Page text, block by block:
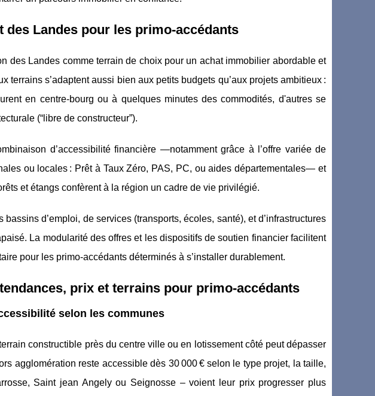
des Landes pour les primo-accédants
des Landes comme terrain de choix pour un achat immobilier abordable et
terrains s’adaptentaussi bien aux petits budgets qu’aux projets ambitieux :
en centre-bourg ou à quelques minutes des commodités, d'autres se
(“libre de constructeur”).
d’accessibilité financière —notamment grâce à l’offre variée de
ou locales : Prêt à Taux Zéro, PAS, PC, ou aides départementales— et
et étangs confèrent à la région un cadre de vie privilégié.
d’emploi, de services (transports, écoles, santé), et d’infrastructures
La modularité des offres et les dispositifs de soutien financier facilitent
pour les primo-accédants déterminés à s’installer durablement.
prix et terrains pour primo-accédants
selon les communes
constructible près du centre ville ou en lotissement côté peut dépasser
agglomération reste accessible dès 30 000 € selon le type projet, la taille,
Saint jean Angely ou Seignosse – voient leur prix progresser plus